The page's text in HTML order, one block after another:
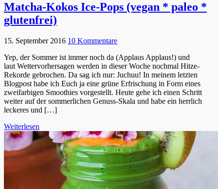
Matcha-Kokos Ice-Pops (vegan * paleo *
glutenfrei)
15. September 2016 10 Kommentare
Yep, der Sommer ist immer noch da (Applaus Applaus!) und
laut Wettervorhersagen werden in dieser Woche nochmal Hitze-
Rekorde gebrochen. Da sag ich nur: Juchuu! In meinem letzten
Blogpost habe ich Euch ja eine grüne Erfrischung in Form eines
zweifarbigen Smoothies vorgestellt. Heute gehe ich einen Schritt
weiter auf der sommerlichen Genuss-Skala und habe ein herrlich
leckeres und […]
Weiterlesen